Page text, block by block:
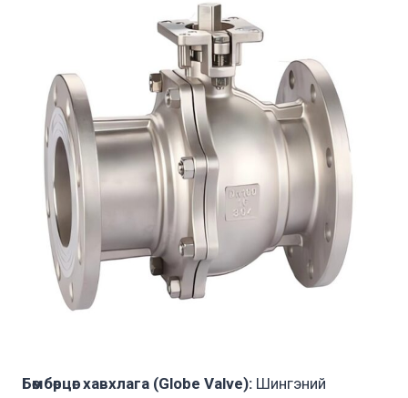
Бөмбөрцөг хавхлага (Globe Valve): Шингэний